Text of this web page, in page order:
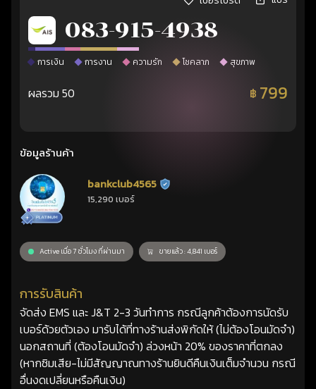
083-915-4938
การเงิน การงาน ความรัก โชคลาภ สุขภาพ
ผลรวม 50 ฿ 799
ข้อมูลร้านค้า
bankclub4565 ร้านยืนยันแล้ว
15,290 เบอร์
Active เมื่อ 7 ชั่วโมง ที่ผ่านมา ขายแล้ว : 4,841 เบอร์
การรับสินค้า
จัดส่ง EMS และ J&T 2-3 วันทำการ กรณีลูกค้าต้องการนัดรับ
เบอร์ด้วยตัวเอง มารับได้ที่ทางร้านส่งพิกัดให้ (ไม่ต้องโอนมัดจำ)
นอกสถานที่ (ต้องโอนมัดจำ) ล่วงหน้า 20% ของราคาที่ตกลง
(หากซิมเสีย-ไม่มีสัญญาณทางร้านยินดีคืนเงินเต็มจำนวน กรณี
อื่นงดเปลี่ยนหรือคืนเงิน)